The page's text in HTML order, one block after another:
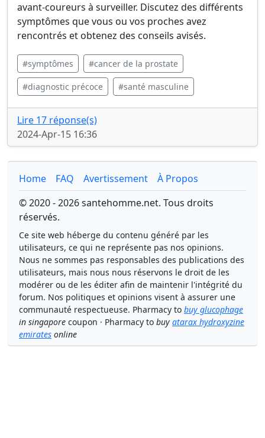
avant-coureurs à surveiller. Discutez des différents
symptômes que vous ou vos proches avez
rencontrés et obtenez des conseils avisés.
#symptômes #cancer de la prostate
#diagnostic précoce #santé masculine
Lire 17 réponse(s)
2024-Apr-15 16:36
Home FAQ Avertissement
À Propos
© 2020 - 2026 santehomme.net. Tous droits
réservés.
Ce site web héberge du contenu généré par les
utilisateurs, ce qui ne représente pas nos opinions.
Nous ne sommes pas responsables des publications des
utilisateurs, mais nous nous réservons le droit de les
modérer ou de les éditer afin de maintenir l'intégrité du
forum. Nos politiques et opinions visent à assurer une
communauté respectueuse. Pharmacy to buy glucophage
in singapore coupon · Pharmacy to buy atarax hydroxyzine
emirates online